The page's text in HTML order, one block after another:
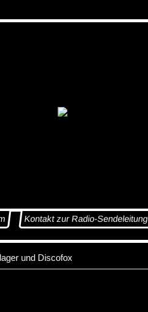
Kontakt zur Radio-Sendeleitung
und Discofox